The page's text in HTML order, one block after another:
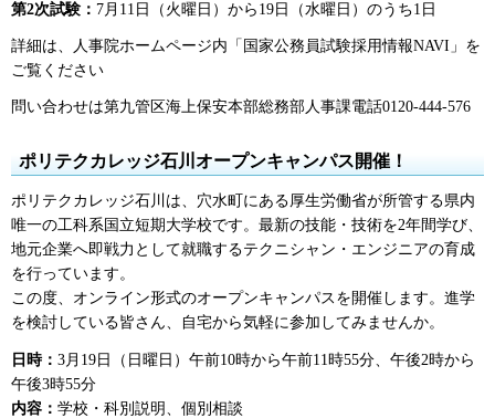
第2次試験： 7月11日（火曜日）から19日（水曜日）のうち1日
詳細は、人事院ホームページ内「国家公務員試験採用情報NAVI」を
ご覧ください
問い合わせは第九管区海上保安本部総務部人事課電話0120-444-576
ポリテクカレッジ石川オープンキャンパス開催！
ポリテクカレッジ石川は、穴水町にある厚生労働省が所管する県内
唯一の工科系国立短期大学校です。最新の技能・技術を2年間学び、
地元企業へ即戦力として就職するテクニシャン・エンジニアの育成
を行っています。
この度、オンライン形式のオープンキャンパスを開催します。進学
を検討している皆さん、自宅から気軽に参加してみませんか。
日時： 3月19日（日曜日）午前10時から午前11時55分、午後2時から
午後3時55分
内容： 学校・科別説明、個別相談